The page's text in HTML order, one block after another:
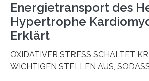
Energietransport des
Hypertrophe
Erklärt
OXIDATIVER STRESS SCHALTET
WICHTIGEN STELLEN AUS,